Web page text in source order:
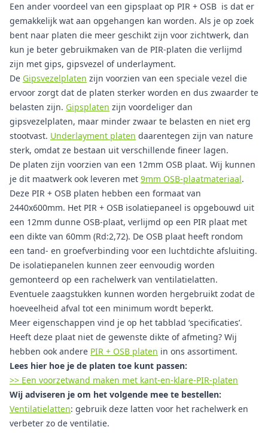
Een ander voordeel van een gipsplaat op PIR + OSB is dat er
gemakkelijk wat aan opgehangen kan worden. Als je op zoek
bent naar platen die meer geschikt zijn voor zichtwerk, dan
kun je beter gebruikmaken van de PIR-platen die verlijmd
zijn met gips, gipsvezel of underlayment.
De Gipsvezelplaten zijn voorzien van een speciale vezel die
ervoor zorgt dat de platen sterker worden en dus zwaarder te
belasten zijn. Gipsplaten zijn voordeliger dan
gipsvezelplaten, maar minder zwaar te belasten en niet erg
stootvast. Underlayment platen daarentegen zijn van nature
sterk, omdat ze bestaan uit verschillende fineer lagen.
De platen zijn voorzien van een 12mm OSB plaat. Wij kunnen
je dit maatwerk ook leveren met 9mm OSB-plaatmateriaal.
Deze PIR + OSB platen hebben een formaat van
2440x600mm. Het PIR + OSB isolatiepaneel is opgebouwd uit
een 12mm dunne OSB-plaat, verlijmd op een PIR plaat met
een dikte van 60mm (Rd:2,72). De OSB plaat heeft rondom
een tand- en groefverbinding voor een luchtdichte afsluiting.
De isolatiepanelen kunnen zeer eenvoudig worden
gemonteerd op een rachelwerk van ventilatielatten.
Eventuele zaagstukken kunnen worden hergebruikt zodat de
hoeveelheid afval tot een minimum wordt beperkt.
Meer eigenschappen vind je op het tabblad ‘specificaties’.
Heeft deze plaat niet de gewenste dikte of afmeting? Wij
hebben ook andere PIR + OSB platen in ons assortiment.
Lees hier hoe je de platen toe kunt passen:
>> Een voorzetwand maken met kant-en-klare-PIR-platen
Wij adviseren je om het volgende mee te bestellen:
Ventilatielatten: gebruik deze latten voor het rachelwerk en
verbeter zo de ventilatie.